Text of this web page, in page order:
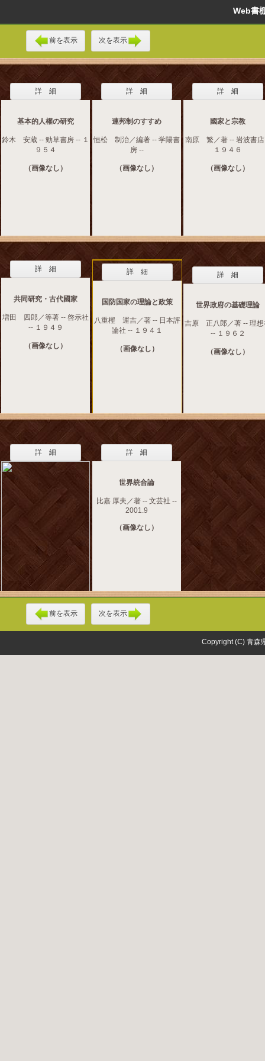
Web
前を表示 次を表示
詳 細
基本的人權の研究
鈴木 安蔵 -- 勁草書房 -- １
９５４
（画像なし）
詳 細
連邦制のすすめ
恒松 制治／編著 -- 学陽書
房 --
（画像なし）
詳 細
國家と宗教
南原 繁／著 -- 岩波書店
１９４６
（画像なし）
詳 細
共同研究・古代國家
増田 四郎／等著 -- 啓示社
-- １９４９
（画像なし）
詳 細
国防国家の理論と政策
八重樫 運吉／著 -- 日本評
論社 -- １９４１
（画像なし）
詳 細
世界政府の基礎理論
吉原 正八郎／著 -- 理想
-- １９６２
（画像なし）
詳 細 詳 細
世界統合論
比嘉 厚夫／著 -- 文芸社 --
2001.9
（画像なし）
前を表示 次を表示
Copyright (C) 青森